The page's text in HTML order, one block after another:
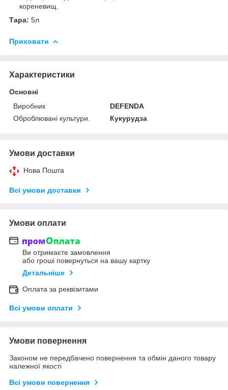
кореневищ.
Тара: 5л
Приховати
Характеристики
Основні
Виробник
DEFENDA
Оброблювані культури.
Кукурудза
Умови доставки
Нова Пошта
Всі умови доставки
Умови оплати
Ви отримаєте замовлення
або гроші повернуться на вашу картку
Детальніше
Оплата за реквізитами
Всі умови оплати
Умови повернення
Законом не передбачено повернення та обмін даного товару
належної якості
Всі умови повернення